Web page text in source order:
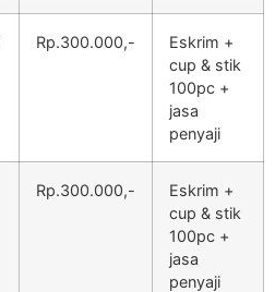
Rp.300.000,-
Eskrim +
cup & stik
100pc +
jasa
penyaji
Rp.300.000,-
Eskrim +
cup & stik
100pc +
jasa
penyaji